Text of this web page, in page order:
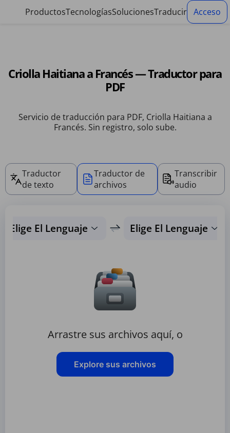
ProductosTecnologíasSolucionesTraducir Acceso
Criolla Haitiana a Francés — Traductor para
PDF
Servicio de traducción para PDF, Criolla Haitiana a
Francés. Sin registro, solo sube.
Traductor
de texto
Traductor de
archivos
Transcribir
audio
Elige El Lenguaje Elige El Lenguaje
Arrastre sus archivos aquí, o
Explore sus archivos